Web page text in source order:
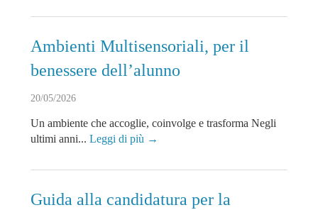
Ambienti Multisensoriali, per il
benessere dell’alunno
20/05/2026
Un ambiente che accoglie, coinvolge e trasforma Negli
ultimi anni... Leggi di più →
Guida alla candidatura per la